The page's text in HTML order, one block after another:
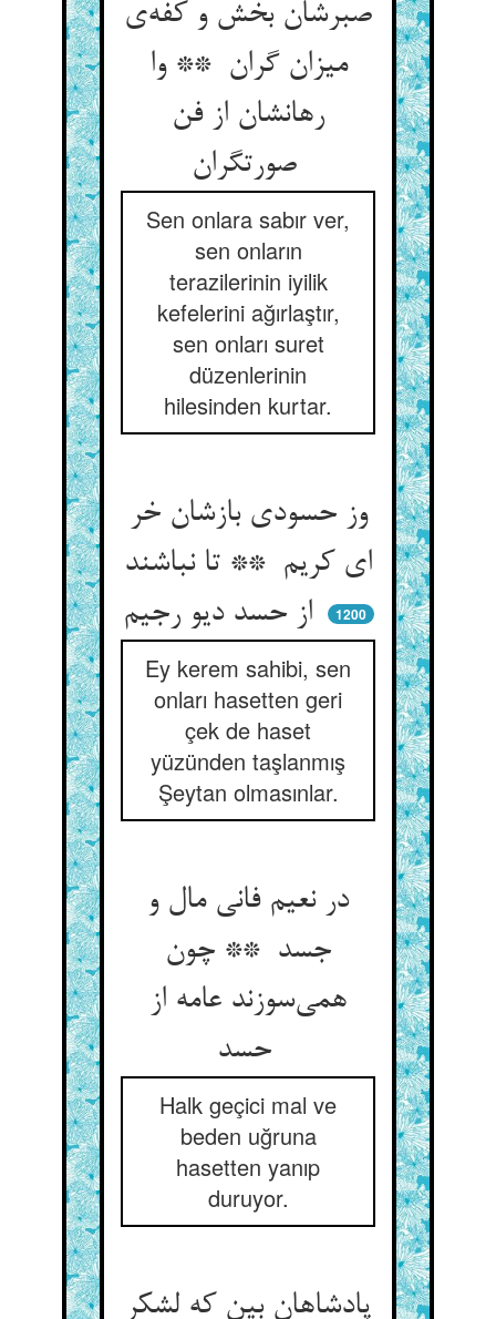
صبرشان بخش و کفه‌ی
میزان گران ** وا
رهانشان از فن
صورتگران
Sen onlara sabır ver,
sen onların
terazilerinin iyilik
kefelerini ağırlaştır,
sen onları suret
düzenlerinin
hilesinden kurtar.
وز حسودی بازشان خر
ای کریم ** تا نباشند
از حسد دیو رجیم
1200
Ey kerem sahibi, sen
onları hasetten geri
çek de haset
yüzünden taşlanmış
Şeytan olmasınlar.
در نعیم فانی مال و
جسد ** چون
همی‌سوزند عامه از
حسد
Halk geçici mal ve
beden uğruna
hasetten yanıp
duruyor.
پادشاهان بین که لشکر